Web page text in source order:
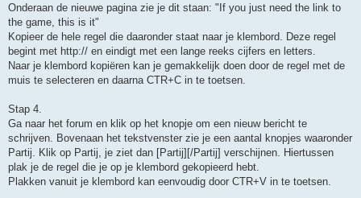
Onderaan de nieuwe pagina zie je dit staan: "If you just need the link to
the game, this is it"
Kopieer de hele regel die daaronder staat naar je klembord. Deze regel
begint met http:// en eindigt met een lange reeks cijfers en letters.
Naar je klembord kopiëren kan je gemakkelijk doen door de regel met de
muis te selecteren en daarna CTR+C in te toetsen.
Stap 4.
Ga naar het forum en klik op het knopje om een nieuw bericht te
schrijven. Bovenaan het tekstvenster zie je een aantal knopjes waaronder
Partij. Klik op Partij, je ziet dan [Partij][/Partij] verschijnen. Hiertussen
plak je de regel die je op je klembord gekopieerd hebt.
Plakken vanuit je klembord kan eenvoudig door CTR+V in te toetsen.